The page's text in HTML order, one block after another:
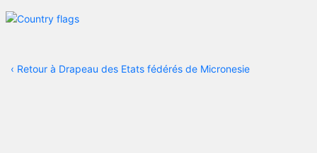
‹ Retour à Drapeau des Etats fédérés de Micronesie